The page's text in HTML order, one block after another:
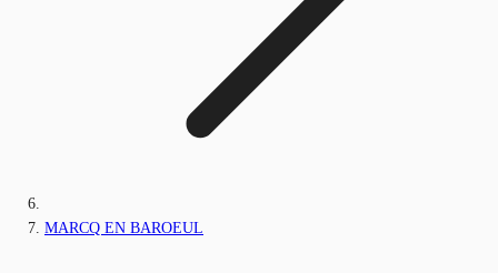
MARCQ EN BAROEUL